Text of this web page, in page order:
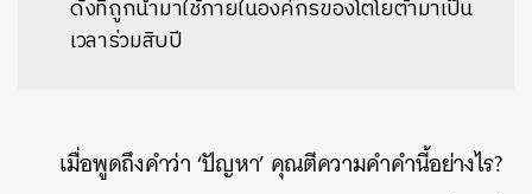
ดังที่ถูกนำมาใช้ภายในองค์กรของโตโยต้ามาเป็น
เวลาร่วมสิบปี
เมื่อพูดถึงคำว่า ‘ปัญหา’ คุณตีความคำคำนี้อย่างไร?